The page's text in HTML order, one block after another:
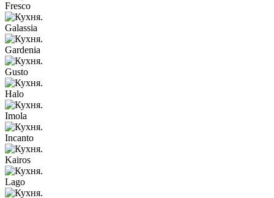
Fresco
Galassia
Gardenia
Gusto
Halo
Imola
Incanto
Kairos
Lago